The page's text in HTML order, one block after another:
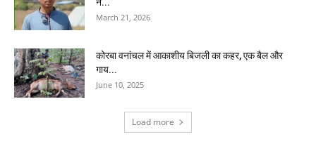
ने...
March 21, 2026
कोरबा वनांचल में आकाशीय बिजली का कहर, एक बैल और
गाय...
June 10, 2025
Load more